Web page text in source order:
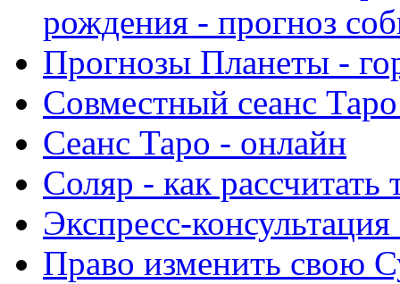
рождения - прогноз
Прогнозы Планеты -
Совместный сеанс
Сеанс Таро - онлайн
Соляр - как
Экспресс-
Право изменить свою